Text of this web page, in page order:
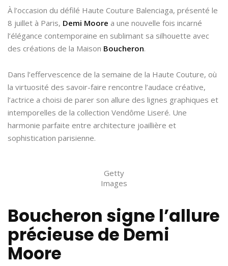
À l’occasion du défilé Haute Couture Balenciaga, présenté le
8 juillet à Paris, Demi Moore a une nouvelle fois incarné
l’élégance contemporaine en sublimant sa silhouette avec
des créations de la Maison Boucheron.
Dans l’effervescence de la semaine de la Haute Couture, où
la virtuosité des savoir-faire rencontre l’audace créative,
l’actrice a choisi de parer son allure des lignes graphiques et
intemporelles de la collection Vendôme Liseré. Une
harmonie parfaite entre architecture joaillière et
sophistication parisienne.
Getty
Images
Boucheron signe l’allure
précieuse de Demi
Moore